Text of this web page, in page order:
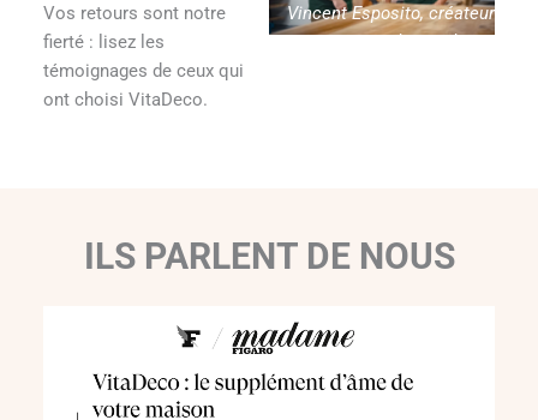
Vincent Esposito, créateur
de Vitadeco
Vos retours sont notre
fierté : lisez les
témoignages de ceux qui
ont choisi VitaDeco.
ILS PARLENT DE NOUS